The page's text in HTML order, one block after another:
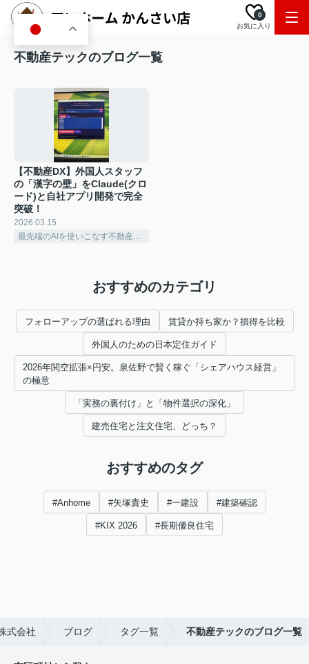
お気に入り
0
不動産テックのブログ一覧
【不動産DX】外国人スタッフ
の「漢字の壁」をClaude(クロ
ード)と自社アプリ開発で完全
突破！
2026.03.15
おすすめのカテゴリ
フォローアップの選ばれる理由 賃貸か持ち家か？損得を比較
外国人のための日本定住ガイド
2026年関空拡張×円安。泉佐野で賢く稼ぐ「シェアハウス経営」
の極意
「実務の裏付け」と「物件選択の深化」
建売住宅と注文住宅、どっち？
おすすめのタグ
#Anhome #矢塚貴史 #一建設 #建築確認
#KIX 2026 #長期優良住宅
式会社 ブログ タグ一覧 不動産テックのブログ一覧